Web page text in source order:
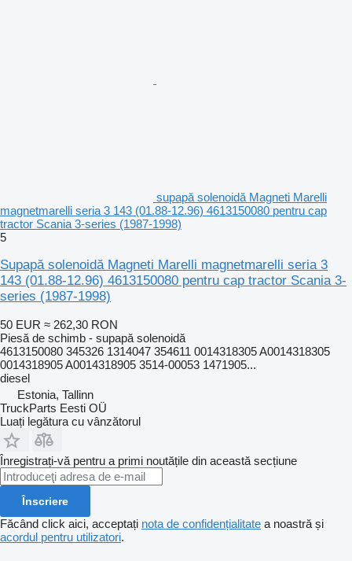
supapă solenoidă Magneti Marelli
magnetmarelli seria 3 143 (01.88-12.96) 4613150080 pentru cap
tractor Scania 3-series (1987-1998)
5
Supapă solenoidă Magneti Marelli magnetmarelli seria 3
143 (01.88-12.96) 4613150080 pentru cap tractor Scania 3-
series (1987-1998)
50 EUR ≈ 262,30 RON
Piesă de schimb - supapă solenoidă
4613150080 345326 1314047 354611 0014318305 A0014318305
0014318905 A0014318905 3514-00053 1471905...
diesel
Estonia, Tallinn
TruckParts Eesti OÜ
Luați legătura cu vânzătorul
Înregistrați-vă pentru a primi noutățile din această secțiune
Înscriere
Făcând click aici, acceptați nota de confidențialitate a noastră și
acordul pentru utilizatori.